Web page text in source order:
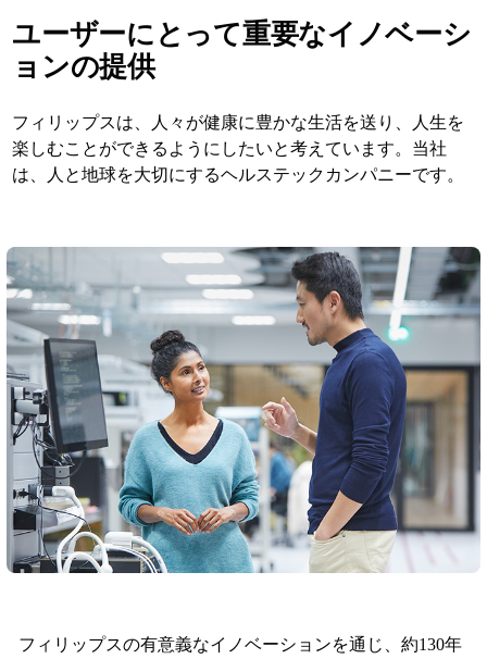
ユーザーにとって重要なイノベーシ
ョンの提供
フィリップスは、人々が健康に豊かな生活を送り、人生を
楽しむことができるようにしたいと考えています。当社
は、人と地球を大切にするヘルステックカンパニーです。
フィリップスの有意義なイノベーションを通じ、約130年